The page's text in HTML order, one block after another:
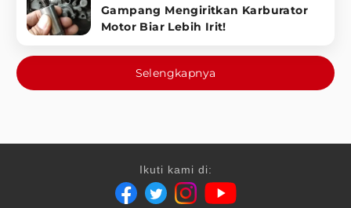
Gampang Mengiritkan Karburator
Motor Biar Lebih Irit!
Selengkapnya
Ikuti kami di: